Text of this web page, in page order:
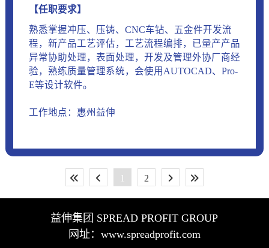
【任职要求】
熟悉掌握冲压、压铸、CNC车钻、五金件开发流
程，新产品工艺评估，工艺流程编排，已量产产品
异常协助处理，表面处理，开发及管理外协厂商经
验，熟练质量管理系统，会使用AUTOCAD、Pro-
E等设计软件。
工作地点：惠州益伸
1 2
益伸集团 SPREAD PROFIT GROUP
网址：www.spreadprofit.com